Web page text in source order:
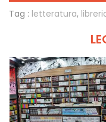
Tag : letteratura,